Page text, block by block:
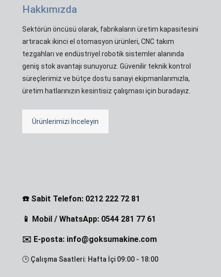
Hakkımızda
Sektörün öncüsü olarak, fabrikaların üretim kapasitesini
artıracak ikinci el otomasyon ürünleri, CNC takım
tezgahları ve endüstriyel robotik sistemler alanında
geniş stok avantajı sunuyoruz. Güvenilir teknik kontrol
süreçlerimiz ve bütçe dostu sanayi ekipmanlarımızla,
üretim hatlarınızın kesintisiz çalışması için buradayız.
Ürünlerimizi İnceleyin
☎️ Sabit Telefon: 0212 222 72 81
📱 Mobil / WhatsApp: 0544 281 77 61
✉️ E-posta: info@goksumakine.com
🕒 Çalışma Saatleri: Hafta İçi 09:00 - 18:00